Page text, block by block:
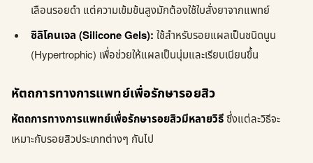
เลือนรอยดำ แต่ความเข้มข้นสูงมักต้องใช้ใบสั่งยาจากแพทย์
ซิลิโคนเจล (Silicone Gels): ใช้สำหรับรอยแผลเป็นชนิดนูน
(Hypertrophic) เพื่อช่วยให้แผลเป็นนุ่มและเรียบเนียนขึ้น
หัตถการทางการแพทย์เพื่อรักษารอยสิว
หัตถการทางการแพทย์เพื่อรักษารอยสิวมีหลายวิธีซึ่งแต่ละวิธีจะ
เหมาะกับรอยสิวประเภทต่างๆ กันไป